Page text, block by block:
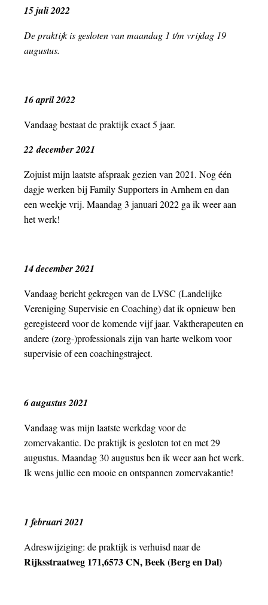
15 juli 2022
De praktijk is gesloten van maandag 1 t/m vrijdag 19
augustus.
16 april 2022
Vandaag bestaat de praktijk exact 5 jaar.
22 december 2021
Zojuist mijn laatste afspraak gezien van 2021. Nog één
dagje werken bij Family Supporters in Arnhem en dan
een weekje vrij. Maandag 3 januari 2022 ga ik weer aan
het werk!
14 december 2021
Vandaag bericht gekregen van de LVSC (Landelijke
Vereniging Supervisie en Coaching) dat ik opnieuw ben
geregisteerd voor de komende vijf jaar. Vaktherapeuten en
andere (zorg-)professionals zijn van harte welkom voor
supervisie of een coachingstraject.
6 augustus 2021
Vandaag was mijn laatste werkdag voor de
zomervakantie. De praktijk is gesloten tot en met 29
augustus. Maandag 30 augustus ben ik weer aan het werk.
Ik wens jullie een mooie en ontspannen zomervakantie!
1 februari 2021
Adreswijziging: de praktijk is verhuisd naar de
Rijksstraatweg 171,6573 CN, Beek (Berg en Dal)